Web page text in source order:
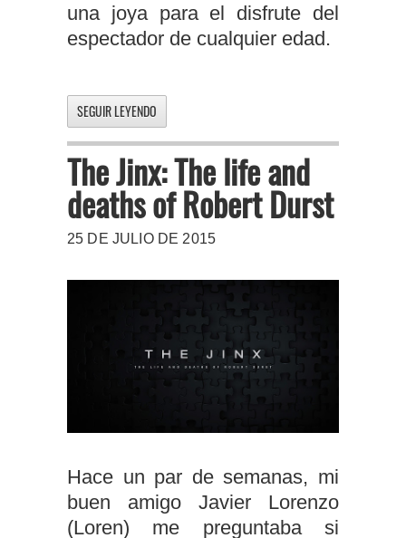
una joya para el disfrute del
espectador de cualquier edad.
SEGUIR LEYENDO
The Jinx: The life and
deaths of Robert Durst
25 DE JULIO DE 2015
Hace un par de semanas, mi
buen amigo Javier Lorenzo
(Loren) me preguntaba si